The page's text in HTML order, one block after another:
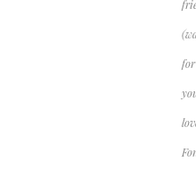
for